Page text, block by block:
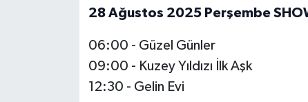
28 Ağustos 2025 Perşembe
06:00 - Güzel Günler
09:00 - Kuzey Yıldızı İlk Aşk
12:30 - Gelin Evi